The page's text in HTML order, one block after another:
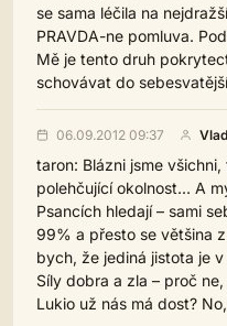
se sama léčila na
PRAVDA-ne pomluva.
Mě je tento druh
schovávat do
06.09.2012 09:37
taron: Blázni jsme
polehčující okolnost… A
Psancích hledají – sami
99% a přesto se většina
bych, že jediná jistota je v
Síly dobra a zla – proč
Lukio už nás má dost?